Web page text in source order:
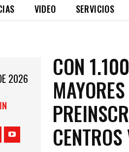
VIDEO SERVICIOS
2026
CON